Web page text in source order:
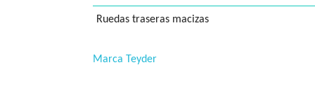
Ruedas traseras macizas
Marca Teyder